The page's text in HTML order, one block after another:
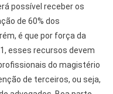
possível receber os
de 60% dos
é que por força da
esses recursos devem
do magistério
de terceiros, ou seja,